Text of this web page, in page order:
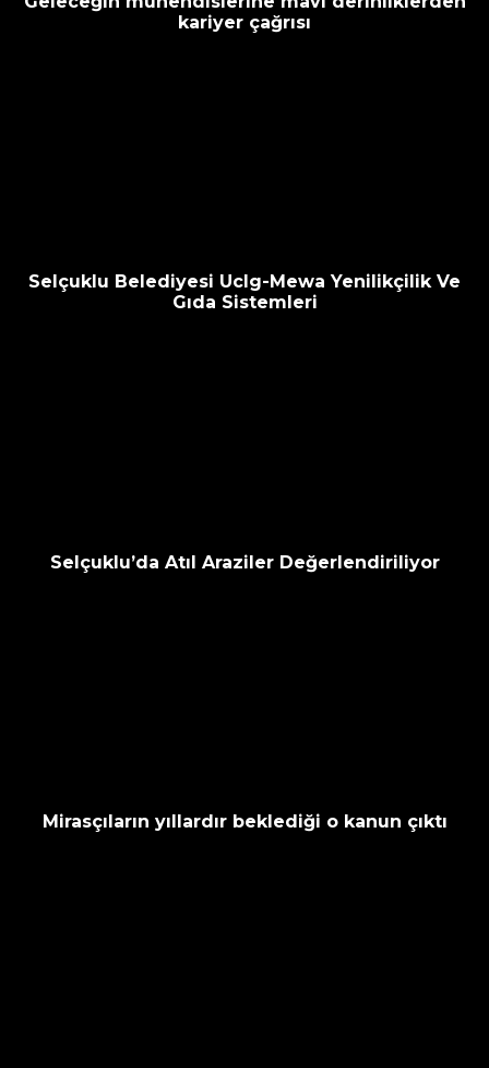
kariyer çağrısı
Selçuklu Belediyesi Uclg-Mewa Yenilikçilik Ve
Gıda Sistemleri
Selçuklu’da Atıl Araziler Değerlendiriliyor
Mirasçıların yıllardır beklediği o kanun çıktı